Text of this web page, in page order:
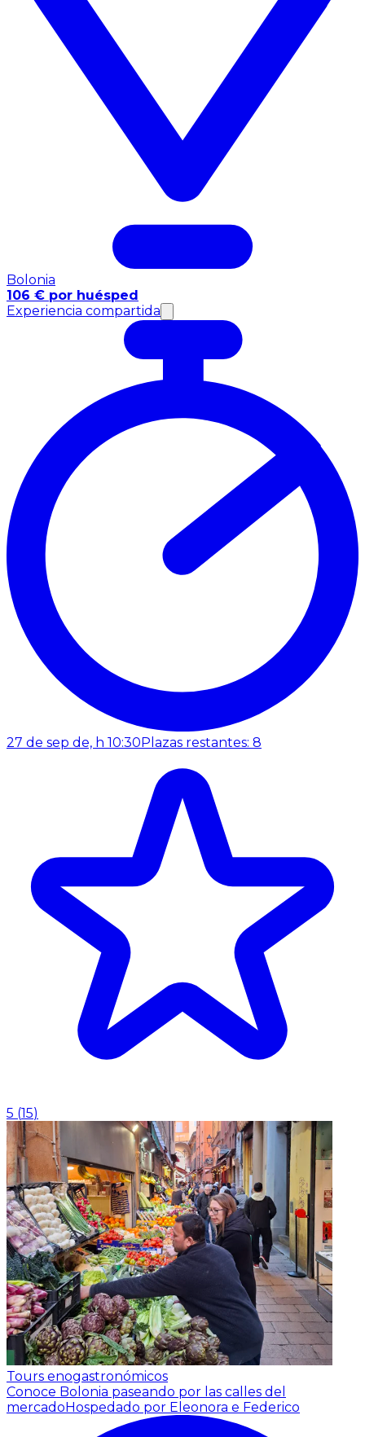
Bolonia
106 € por huésped
Experiencia compartida
27 de sep de, h 10:30Plazas restantes: 8
5 (15)
Tours enogastronómicos
Conoce Bolonia paseando por las calles del
mercadoHospedado por Eleonora e Federico